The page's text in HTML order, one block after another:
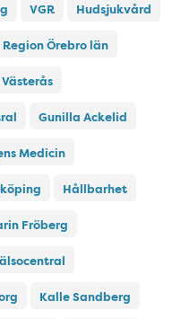
VGR Hudsjukvård
Region Örebro län
Västerås
Gunilla Ackelid
Medicin
Hållbarhet
Fröberg
Kalle Sandberg